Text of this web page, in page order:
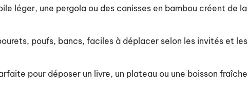
léger, une pergola ou des canisses en bambou créent de la
poufs, bancs, faciles à déplacer selon les invités et les
pour déposer un livre, un plateau ou une boisson fraîche